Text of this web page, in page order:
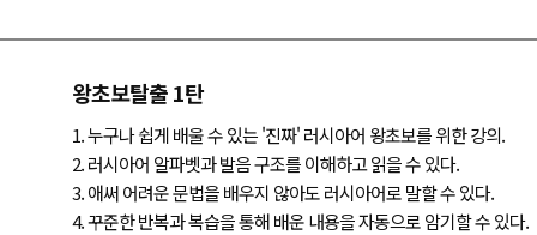
왕초보탈출 1탄
1. 누구나 쉽게 배울 수 있는 '진짜' 러시아어 왕초보를 위한 강의.
2. 러시아어 알파벳과 발음 구조를 이해하고 읽을 수 있다.
3. 애써 어려운 문법을 배우지 않아도 러시아어로 말할 수 있다.
4. 꾸준한 반복과 복습을 통해 배운 내용을 자동으로 암기할 수 있다.